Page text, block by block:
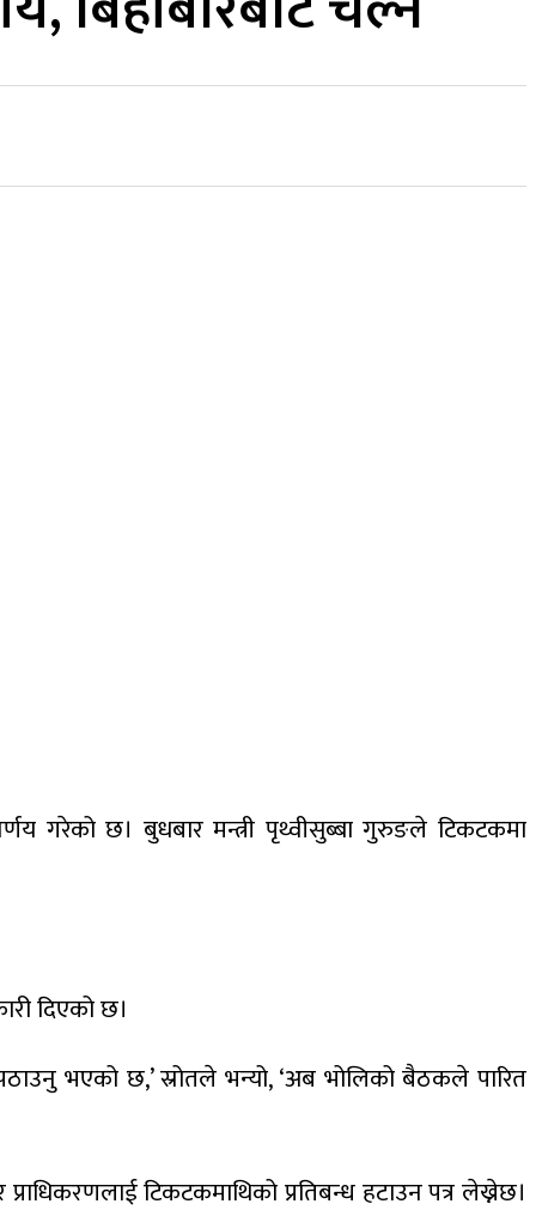
गरेको छ। बुधबार मन्त्री पृथ्वीसुब्बा गुरुङले टिकटकमा
दिएको छ।
भएको छ,’ स्रोतले भन्यो, ‘अब भोलिको बैठकले पारित
टिकटकमाथिको प्रतिबन्ध हटाउन पत्र लेख्नेछ।